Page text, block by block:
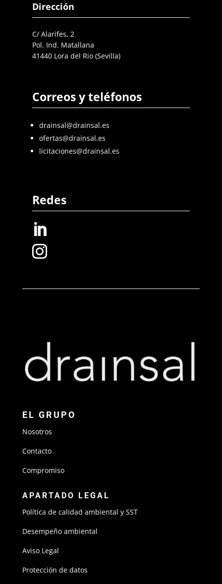
Dirección
C/ Alarifes, 2
Pol. Ind. Matallana
41440 Lora del Rio (Sevilla)
Correos y teléfonos
drainsal@drainsal.es
ofertas@drainsal.es
licitaciones@drainsal.es
Redes


EL GRUPO
Nosotros
Contacto
Compromiso
APARTADO LEGAL
Política de calidad ambiental y SST
Desempeño ambiental
Aviso Legal
Protección de datos